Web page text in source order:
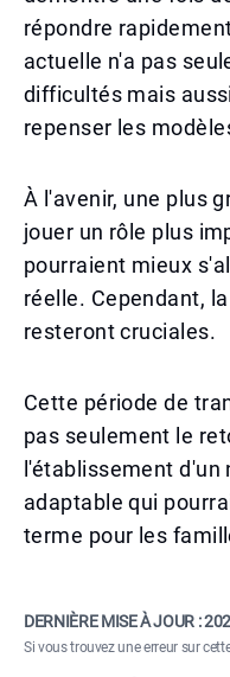
répondre
actuelle n'a pas
difficultés mais
repenser les
À l'avenir, une plus
jouer un rôle plus
pourraient mieux
réelle. Cependant,
resteront cruciales.
Cette période de
pas seulement le
l'établissement
adaptable qui
terme pour les
DERNIÈRE MISE À JOUR :
Si vous trouvez une erreur sur